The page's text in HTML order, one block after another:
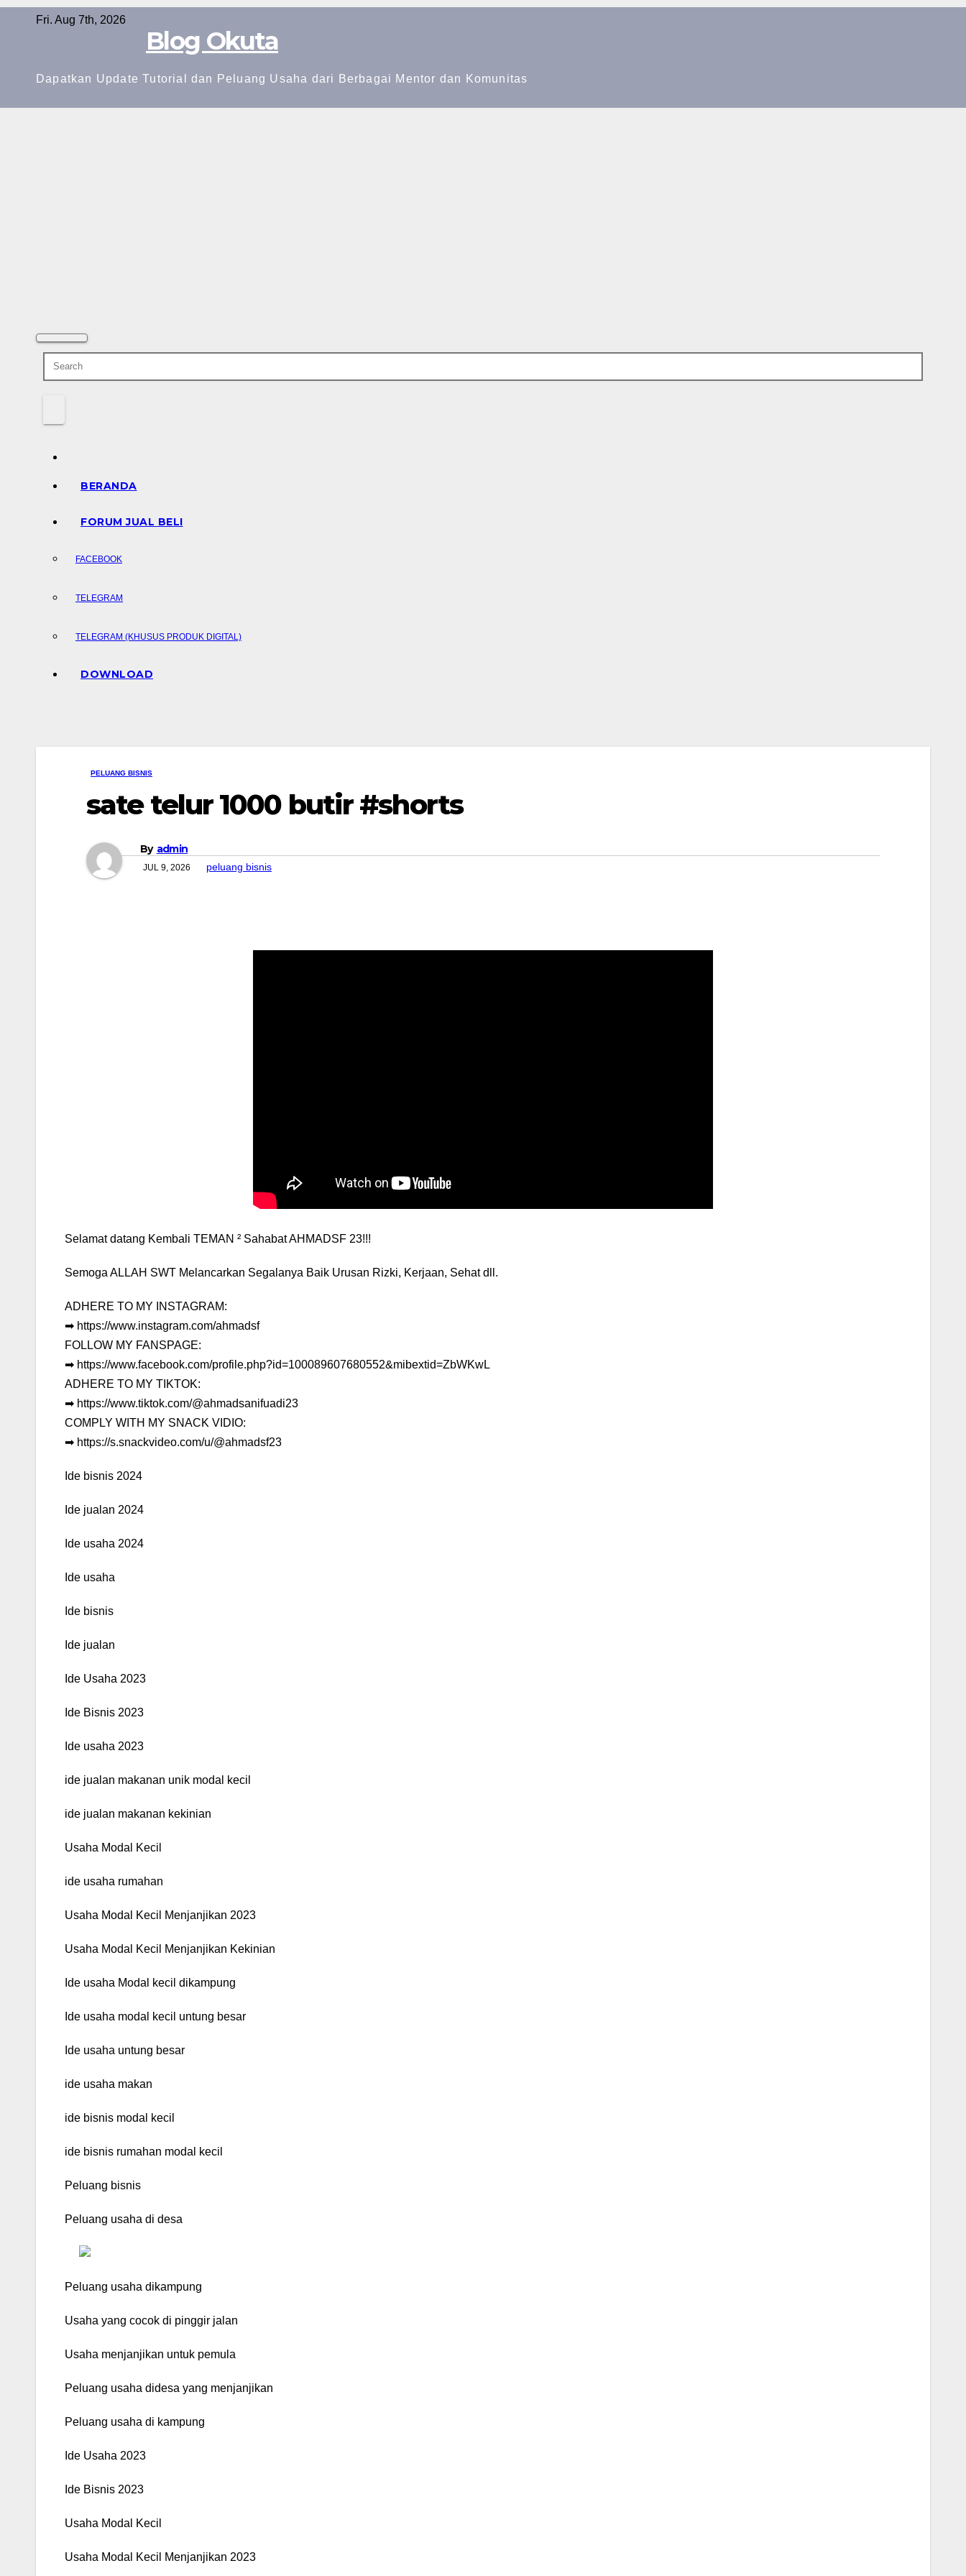
Skip
Fri. Aug 7th, 2026
Blog Okuta
Dapatkan Update Tutorial dan Peluang Usaha dari Berbagai Mentor dan Komunitas
BERANDA
FORUM JUAL BELI
FACEBOOK
TELEGRAM
TELEGRAM (KHUSUS PRODUK DIGITAL)
DOWNLOAD
PELUANG BISNIS
sate telur 1000 butir #shorts
By admin
JUL 9, 2026 peluang bisnis
Selamat datang Kembali TEMAN ² Sahabat AHMADSF 23!!!
Semoga ALLAH SWT Melancarkan Segalanya Baik Urusan Rizki, Kerjaan, Sehat dll.
ADHERE TO MY INSTAGRAM:
➡ https://www.instagram.com/ahmadsf
FOLLOW MY FANSPAGE:
➡ https://www.facebook.com/profile.php?id=100089607680552&mibextid=ZbWKwL
ADHERE TO MY TIKTOK:
➡ https://www.tiktok.com/@ahmadsanifuadi23
COMPLY WITH MY SNACK VIDIO:
➡ https://s.snackvideo.com/u/@ahmadsf23
Ide bisnis 2024
Ide jualan 2024
Ide usaha 2024
Ide usaha
Ide bisnis
Ide jualan
Ide Usaha 2023
Ide Bisnis 2023
Ide usaha 2023
ide jualan makanan unik modal kecil
ide jualan makanan kekinian
Usaha Modal Kecil
ide usaha rumahan
Usaha Modal Kecil Menjanjikan 2023
Usaha Modal Kecil Menjanjikan Kekinian
Ide usaha Modal kecil dikampung
Ide usaha modal kecil untung besar
Ide usaha untung besar
ide usaha makan
ide bisnis modal kecil
ide bisnis rumahan modal kecil
Peluang bisnis
Peluang usaha di desa
Peluang usaha dikampung
Usaha yang cocok di pinggir jalan
Usaha menjanjikan untuk pemula
Peluang usaha didesa yang menjanjikan
Peluang usaha di kampung
Ide Usaha 2023
Ide Bisnis 2023
Usaha Modal Kecil
Usaha Modal Kecil Menjanjikan 2023